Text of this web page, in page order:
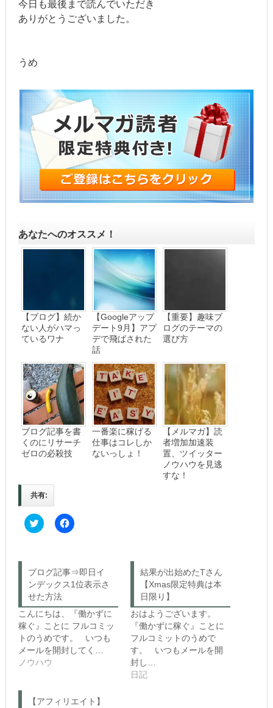
今日も最後まで読んでいただき
ありがとうございました。
うめ
あなたへのオススメ！
【ブログ】続か
ない人がハマっ
ているワナ
【Googleアップ
デート9月】アプ
デで飛ばされた
話
【重要】趣味ブ
ログのテーマの
選び方
ブログ記事を書
くのにリサーチ
ゼロの必殺技
一番楽に稼げる
仕事はコレしか
ないっしょ！
【メルマガ】読
者増加加速装
置、ツイッター
ノウハウを見逃
すな！
共有:
C
l
o
s
h
a
r
e
o
T
w
i
t
t
し
い
F
a
o
k
で
す
る
に
は
ク
リ
ッ
さ
ブログ記事⇒即日イ
ンデックス1位表示さ
せた方法
こんにちは、『働かずに
稼ぐ』ことに フルコミッ
トのうめです。 いつも
メールを開封してく…
ノウハウ
結果が出始めたTさん
【Xmas限定特典は本
日限り】
おはようございます。
『働かずに稼ぐ』ことに
フルコミットのうめで
す。 いつもメールを開
封し…
日記
【アフィリエイト】